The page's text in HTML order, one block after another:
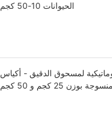
الحيوانات 10-50 كجم
لمسحوق الدقيق - أكياس
منسوجة بوزن 25 كجم و 50 كجم